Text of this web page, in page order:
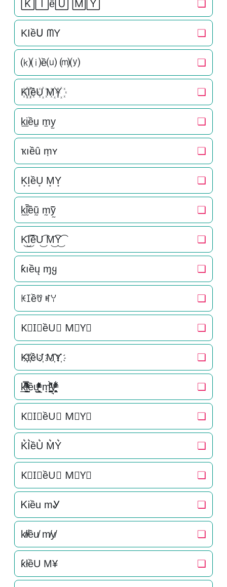
🄺🄸ề🅄 🄼🅈 ❏
KIềᑌ ᗰY ❏
⒦⒤ề⒰ ⒨⒴ ❏
K꙰I꙰ềU꙰ M꙰Y꙰ ❏
k̫i̫ều̫ m̫y̫ ❏
ҡıềȗ ṃʏ ❏
K͙I͙ềU͙ M͙Y͙ ❏
k̰̃ḭ̃ềṵ̃ m̰̃ỹ̰ ❏
K͜͡I͜͡ềU͜͡ M͜͡Y͜͡ ❏
ƙıềų ɱყ ❏
ꀘꀤềꀎ ꎭꌩ ❏
K⃟I⃟ềU⃟ M⃟Y⃟ ❏
K҉I҉ềU҉ M҉Y҉ ❏
k̲̱̠̞̖ͧ̔͊̇̽̿̑ͯͅi̞̟̫̺ͭ̒ͭͣều̟͎̲͕̼̳͉̲ͮͫͭ̋ͭ͛ͣ̈ m̘͈̺̪͓ͩ͂̾ͪ̀̋y͉̝͖̻̯ͮ̒̂ͮ͋ͫͨ ❏
K⃗I⃗ềU⃗ M⃗Y⃗ ❏
K͛I͛ềU͛ M͛Y͛ ❏
K⃒I⃒ềU⃒ M⃒Y⃒ ❏
ᏦᎥều mᎽ ❏
k̸i̸ều̸ m̸y̸ ❏
ƙłềU M¥ ❏